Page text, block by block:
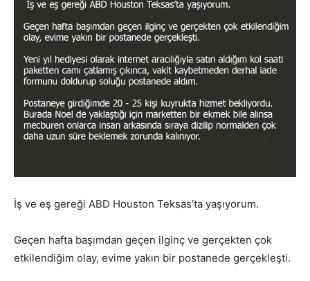
İş ve eş gereği ABD Houston Teksas’ta yaşıyorum.
Geçen hafta başımdan geçen ilginç ve gerçekten çok
etkilendiğim olay, evime yakın bir postanede gerçekleşti.